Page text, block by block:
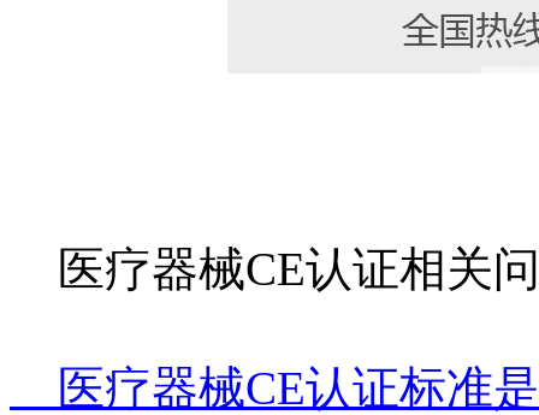
医疗器械CE认证相关
医疗器械CE认证标准